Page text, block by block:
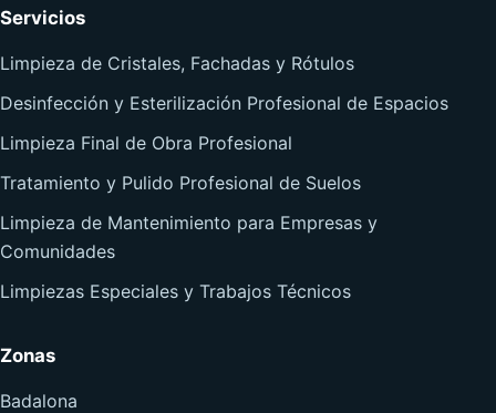
Servicios
Limpieza de Cristales, Fachadas y Rótulos
Desinfección y Esterilización Profesional de Espacios
Limpieza Final de Obra Profesional
Tratamiento y Pulido Profesional de Suelos
Limpieza de Mantenimiento para Empresas y
Comunidades
Limpiezas Especiales y Trabajos Técnicos
Zonas
Badalona